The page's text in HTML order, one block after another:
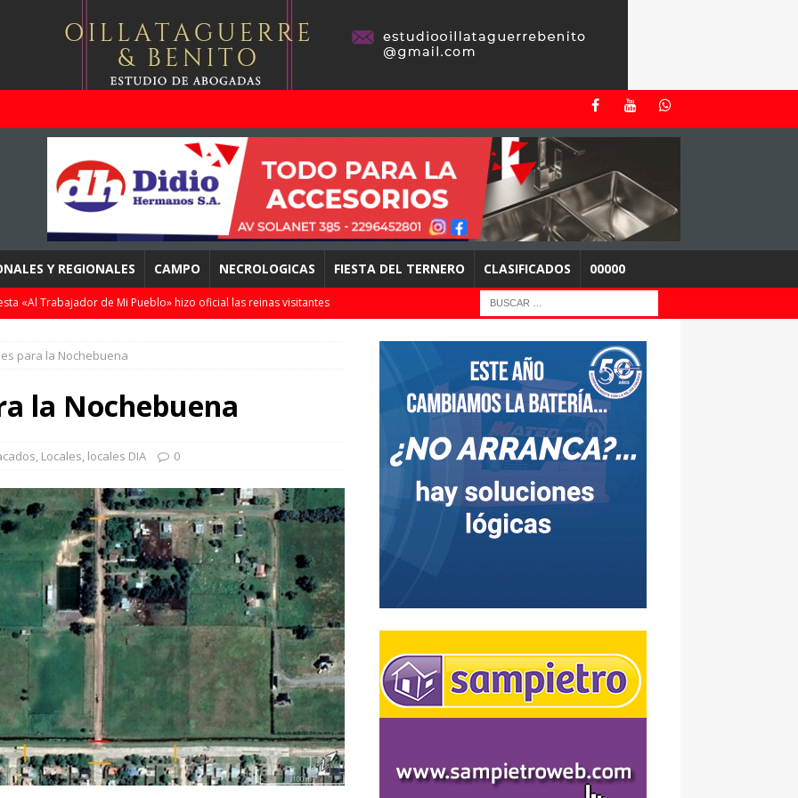
Y REGIONALES CAMPO NECROLOGICAS FIESTA DEL TERNERO CLASIFICADOS 00000
«Al Trabajador de Mi Pueblo» hizo oficial las reinas visitantes
de la Parroquia «Nuestra Señora de la Purificación» /
Cayetano»
DESTACADOS
la 2da fecha del Clausura de la LPF / Resultados, tablas, y
DEPORTES
para la Nochebuena
la Nochebuena
, Locales, locales DIA 0